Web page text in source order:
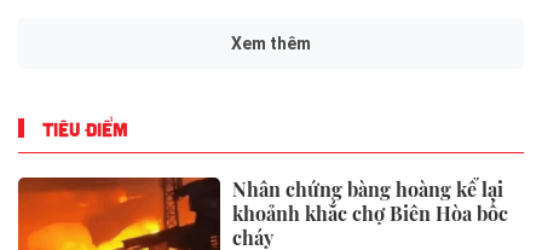
Hankook Tire triển khai chiến
PCG Global hoàn tất vòng gọi
vốn Pre-Series A nhằm đón đầu